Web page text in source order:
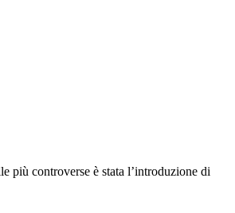
più controverse è stata l’introduzione di